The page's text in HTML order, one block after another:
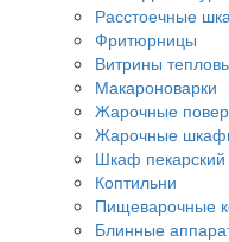
Расстоечные
Фритюрницы
Витрины
Макароноварки
Жарочные
Жарочные
Шкаф пекарский
Коптильни
Пищеварочные
Блинные